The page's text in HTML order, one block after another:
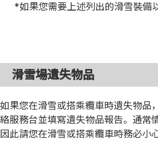
*如果您需要上述列出的滑雪裝備
滑雪場遺失物品
如果您在滑雪或搭乘纜車時遺失物品
絡服務台並填寫遺失物品報告。通常
因此請您在滑雪或搭乘纜車時務必小